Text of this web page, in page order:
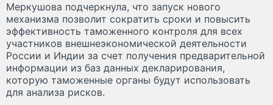
Меркушова подчеркнула, что запуск нового
механизма позволит сократить сроки и повысить
эффективность таможенного контроля для всех
участников внешнеэкономической деятельности
России и Индии за счет получения предварительной
информации из баз данных декларирования,
которую таможенные органы будут использовать
для анализа рисков.